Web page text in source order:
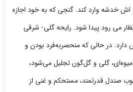
اش خدشه وارد کند. گنجی که به خود اجازه
می رود پیدا شود. رایحه گلی- شرقی
دارد. در حالی که منحصربه‌فرد بودن و
گلی و گل‌گون تجلیل می‌شود،
صندل قدرتمند، مستحکم و غنی از